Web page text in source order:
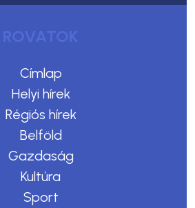
ROVATOK
Címlap
Helyi hírek
Régiós hírek
Belföld
Gazdaság
Kultúra
Sport